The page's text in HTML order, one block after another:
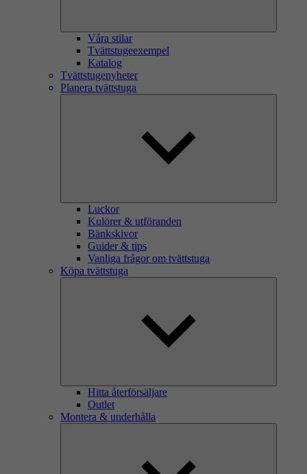
Våra stilar
Tvättstugeexempel
Katalog
Tvättstugenyheter
Planera tvättstuga
Luckor
Kulörer & utföranden
Bänkskivor
Guider & tips
Vanliga frågor om tvättstuga
Köpa tvättstuga
Hitta återförsäljare
Outlet
Montera & underhålla